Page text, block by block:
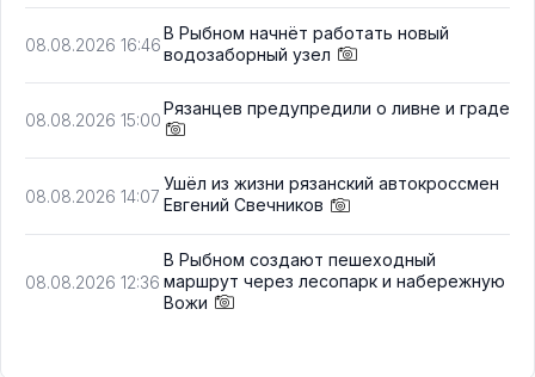
08.08.2026 16:46
В Рыбном начнёт работать новый
водозаборный узел
08.08.2026 15:00
Рязанцев предупредили о ливне и граде
08.08.2026 14:07
Ушёл из жизни рязанский автокроссмен
Евгений Свечников
08.08.2026 12:36
В Рыбном создают пешеходный
маршрут через лесопарк и набережную
Вожи